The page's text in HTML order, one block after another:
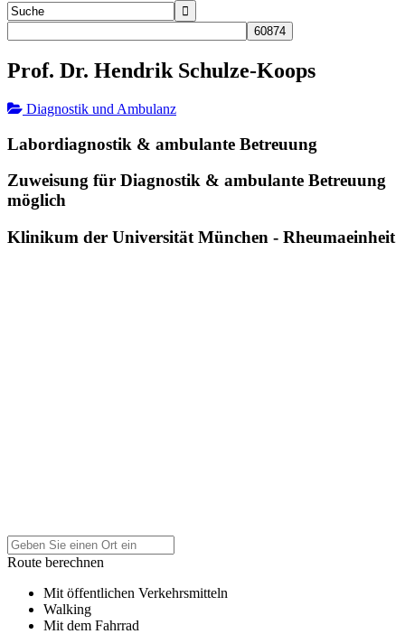
Prof. Dr. Hendrik Schulze-Koops
Diagnostik und Ambulanz
Labordiagnostik & ambulante Betreuung
Zuweisung für Diagnostik & ambulante Betreuung
möglich
Klinikum der Universität München - Rheumaeinheit
Route berechnen
Mit öffentlichen Verkehrsmitteln
Walking
Mit dem Fahrrad